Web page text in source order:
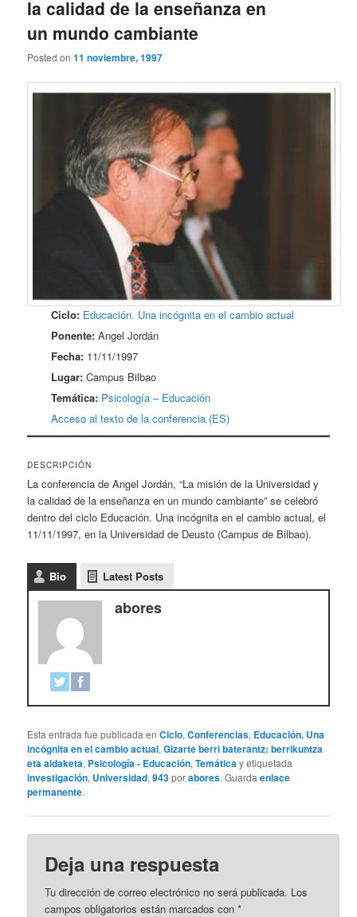
la calidad de la enseñanza en
un mundo cambiante
Posted on11 noviembre, 1997
Ciclo: Educación. Una incógnita en el cambio actual
Ponente: Angel Jordán
Fecha: 11/11/1997
Lugar: Campus Bilbao
Temática: Psicología – Educación
Acceso al texto de la conferencia (ES)
DESCRIPCIÓN
La conferencia de Angel Jordán, “La misión de la Universidad y
la calidad de la enseñanza en un mundo cambiante” se celebró
dentro del ciclo Educación. Una incógnita en el cambio actual, el
11/11/1997, en la Universidad de Deusto (Campus de Bilbao).
Bio Latest Posts
abores
Esta entrada fue publicada enCiclo,Conferencias, Educación. Una
incógnita en el cambio actual,Gizarte berri baterantz: berrikuntza
eta aldaketa, Psicología - Educación,Temáticay etiquetada
investigación, Universidad,943porabores. Guardaenlace
permanente.
Deja una respuesta
Tu dirección de correo electrónico no será publicada. Los
campos obligatorios están marcados con*